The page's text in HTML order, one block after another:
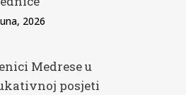
2026
Medrese u
posjeti